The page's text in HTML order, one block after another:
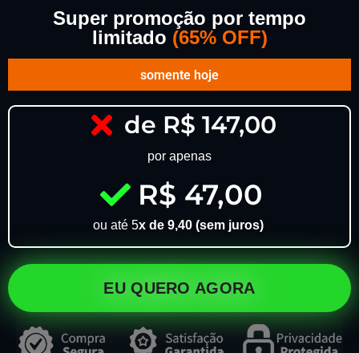
Super promoção por tempo
limitado (65% OFF)
somente hoje
de R$ 147,00
por apenas
R$ 47,00
ou até 5x de 9,40 (sem juros)
EU QUERO AGORA